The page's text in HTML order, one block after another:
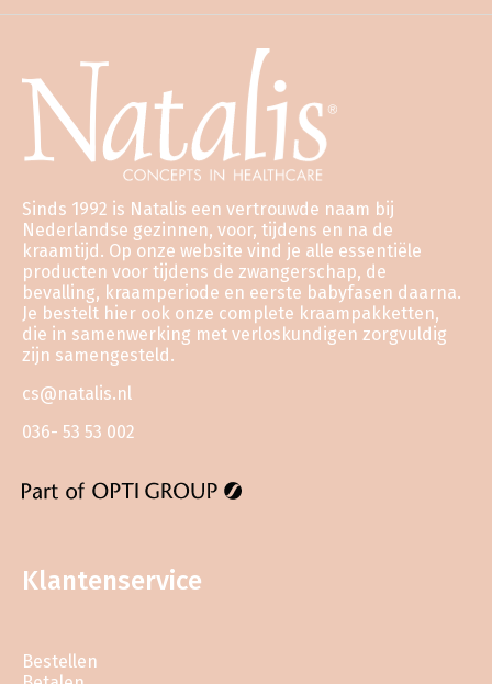
Sinds 1992 is Natalis een vertrouwde naam bij
Nederlandse gezinnen, voor, tijdens en na de
kraamtijd. Op onze website vind je alle essentiële
producten voor tijdens de zwangerschap, de
bevalling, kraamperiode en eerste babyfasen daarna.
Je bestelt hier ook onze complete kraampakketten,
die in samenwerking met verloskundigen zorgvuldig
zijn samengesteld.
cs@natalis.nl
036- 53 53 002
Klantenservice
Bestellen